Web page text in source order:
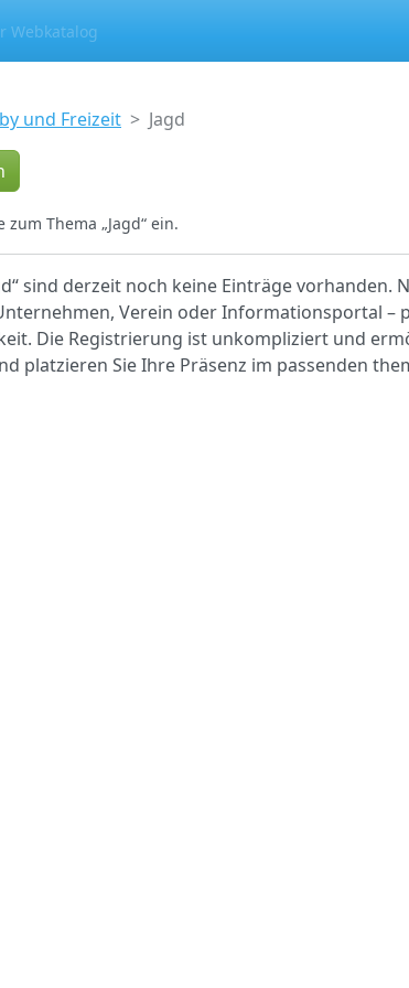
Webkatalog
und Freizeit Jagd
Thema „Jagd“ ein.
sind derzeit noch keine Einträge vorhanden.
Verein oder Informationsportal
Die Registrierung ist unkompliziert und
platzieren Sie Ihre Präsenz im passenden